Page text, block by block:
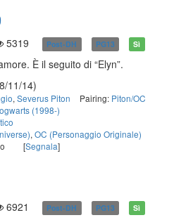
5319 Post-DH PG13 Sì
È il seguito di “Elyn”.
11/14)
, Severus Piton Pairing: Piton/OC
(1998-)
, OC (Personaggio Originale)
[Segnala]
6921 Post-DH PG13 Sì